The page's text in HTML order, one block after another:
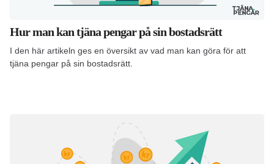
Hur man kan tjäna pengar på sin bostadsrätt
I den här artikeln ges en översikt av vad man kan göra för att
tjäna pengar på sin bostadsrätt.